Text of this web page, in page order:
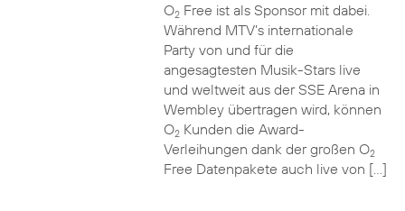
O2Free ist als Sponsor mit dabei.
Während MTV’s internationale
Party von und für die
angesagtesten Musik-Stars live
und weltweit aus der SSE Arena in
Wembley übertragen wird, können
O2Kunden die Award-
Verleihungen dank der großen O2
Free Datenpakete auch live von […]